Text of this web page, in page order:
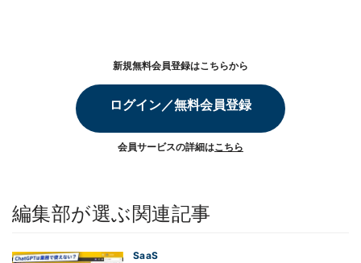
新規無料会員登録はこちらから
ログイン／無料会員登録
会員サービスの詳細はこちら
編集部が選ぶ関連記事
SaaS